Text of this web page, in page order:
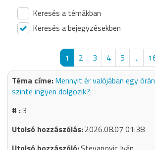
Keresés a témákban
Keresés a bejegyzésekben
1 2 3 4 5 ...
Mennyit ér valójában egy
szinte ingyen dolgozik?
3
2026.08.07 01:38